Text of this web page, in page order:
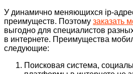
У динамично меняющихся ip-
преимуществ. Поэтому заказать
выгодно для специалистов
в интернете. Преимущества
следующие:
Поисковая система,